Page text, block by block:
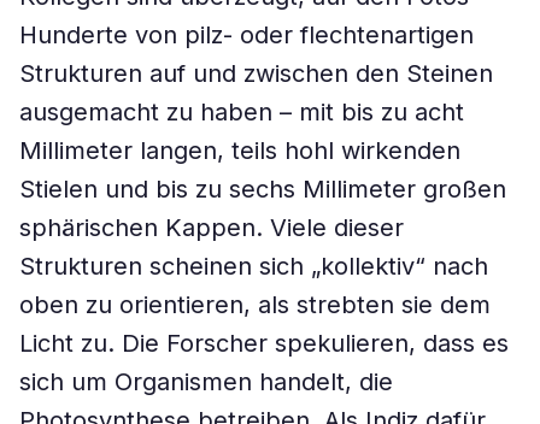
Hunderte von pilz- oder flechtenartigen
Strukturen auf und zwischen den Steinen
ausgemacht zu haben – mit bis zu acht
Millimeter langen, teils hohl wirkenden
Stielen und bis zu sechs Millimeter großen
sphärischen Kappen. Viele dieser
Strukturen scheinen sich „kollektiv“ nach
oben zu orientieren, als strebten sie dem
Licht zu. Die Forscher spekulieren, dass es
sich um Organismen handelt, die